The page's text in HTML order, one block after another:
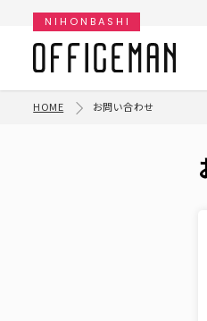
NIHONBASHI
HOME お問い合わせ